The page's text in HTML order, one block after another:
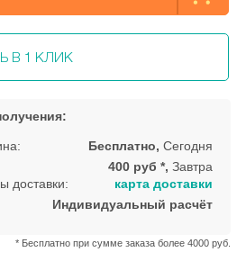
В 1 КЛИК
Бесплатно, Сегодня
доставки:
400 руб *, Завтра
* Бесплатно при сумме заказа более 4000 руб.
карта доставки
Индивидуальный расчёт